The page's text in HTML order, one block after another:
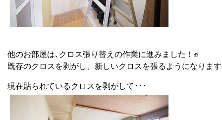
他のお部屋は､クロス張り替えの作業に進みました！✊
既存のクロスを剥がし、新しいクロスを張るようになりま
現在貼られているクロスを剥がして･･･